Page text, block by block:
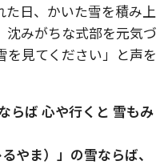
た日、かいた雪を積み上
沈みがちな式部を元気づ
を見てください」と声を
らば 心や行くと 雪もみ
やま）」の雪ならば、